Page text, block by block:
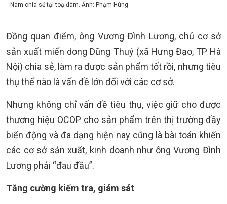
Nam chia sẻ tại toạ đàm. Ảnh: Phạm Hùng
Đồng quan điểm, ông Vương Đình Lương, chủ cơ sở
sản xuất miến dong Dũng Thuý (xã Hưng Đạo, TP Hà
Nội) chia sẻ, làm ra được sản phẩm tốt rồi, nhưng tiêu
thụ thế nào là vấn đề lớn đối với các cơ sở.
Nhưng không chỉ vấn đề tiêu thụ, việc giữ cho được
thương hiệu OCOP cho sản phẩm trên thị trường đầy
biến động và đa dạng hiện nay cũng là bài toán khiến
các cơ sở sản xuất, kinh doanh như ông Vương Đình
Lương phải “đau đầu”.
Tăng cường kiểm tra, giám sát